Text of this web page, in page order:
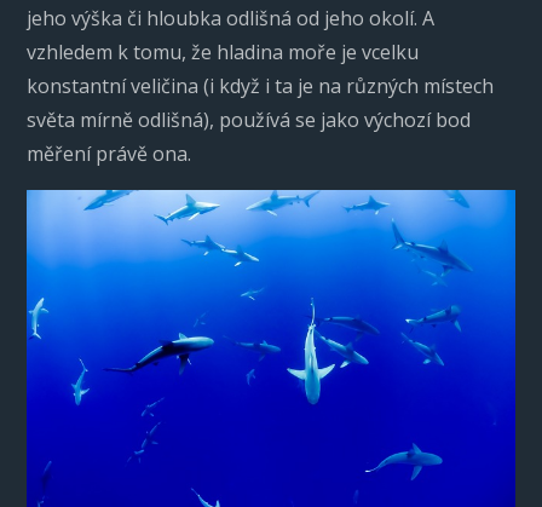
jeho výška či hloubka odlišná od jeho okolí. A
vzhledem k tomu, že hladina moře je vcelku
konstantní veličina (i když i ta je na různých místech
světa mírně odlišná), používá se jako výchozí bod
měření právě ona.